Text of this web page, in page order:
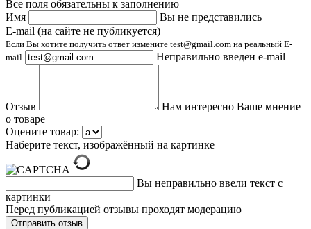
Все поля обязательны к заполнению
Имя
Вы не представились
E-mail (на сайте не публикуется)
Если Вы хотите получить ответ измените test@gmail.com на реальный E-
mail
Неправильно введен e-mail
Отзыв
Нам интересно Ваше мнение
о товаре
Оцените товар:
Наберите текст, изображённый на картинке
Вы неправильно ввели текст с
картинки
Перед публикацией отзывы проходят модерацию